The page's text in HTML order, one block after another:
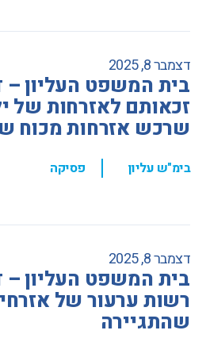
דצמבר 8, 2025
בית המשפט העליון –
זכאותם לאזרחות של
שרכש אזרחות מכוח
בימ"ש עליון , פסיקה
דצמבר 8, 2025
בית המשפט העליון
רשות ערעור של
שהתגיירה